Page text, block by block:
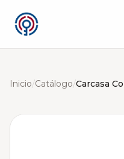
Inicio/Catálogo/Carcasa